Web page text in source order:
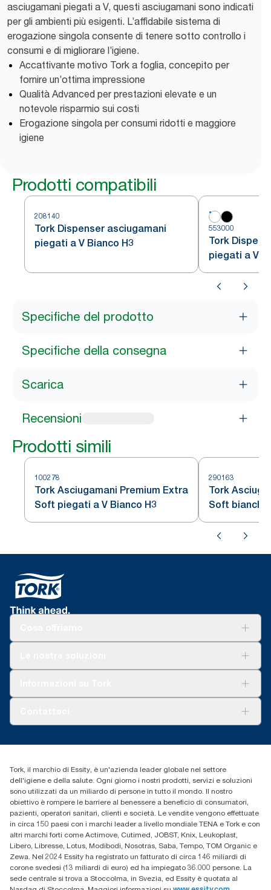
asciugamani piegati a V, questi asciugamani sono indicati
per gli ambienti più esigenti. L’affidabile sistema di
erogazione singola consente di tenere sotto controllo i
consumi e di migliorare l’igiene.
Accattivante motivo Tork a foglia, concepito per
fornire un’ottima impressione
Qualità Advanced per prestazioni elevate e un
notevole risparmio sui costi
Erogazione singola per consumi ridotti e maggiore
igiene
Prodotti compatibili
208140
Tork Dispenser asciugamani
piegati a V Bianco H3
553000
Tork
piegati a V
Specifiche del prodotto
Specifiche della consegna
Scarica
Recensioni
Prodotti simili
100278
Tork Asciugamani Premium Extra
Soft piegati a V Bianco H3
290163
Tork
Soft bianchi
+39 0331 443896
Tork, il marchio di Essity, è un'azienda leader globale nel settore
dell'igiene e della salute. Ogni giorno i nostri prodotti, servizi e soluzioni
sono utilizzati da un miliardo di persone in tutto il mondo. Il nostro
obiettivo è rompere le barriere al benessere a beneficio di consumatori,
pazienti, operatori sanitari, clienti e società. Le vendite vengono effettuate
in circa 150 paesi con i marchi leader a livello mondiale TENA e Tork e con
altri marchi forti come Actimove, Cutimed, JOBST, Knix, Leukoplast,
Libero, Libresse, Lotus, Modibodi, Nosotras, Saba, Tempo, TOM Organic e
Zewa. Nel 2024 Essity ha registrato un fatturato di circa 146 miliardi di
corone svedesi (13 miliardi di euro) ed ha impiegato 36.000 persone. La
sede centrale si trova a Stoccolma, in Svezia, ed Essity è quotata al